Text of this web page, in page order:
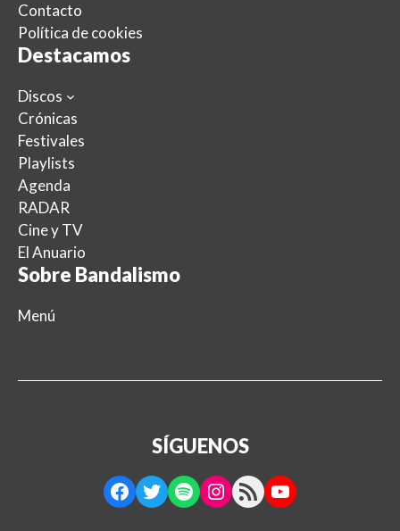
Contacto
Política de cookies
Destacamos
Discos
Crónicas
Festivales
Playlists
Agenda
RADAR
Cine y TV
El Anuario
Sobre Bandalismo
Menú
SÍGUENOS
Facebook
Twitter
Spotify
Instagram
RSS FeedYouTube